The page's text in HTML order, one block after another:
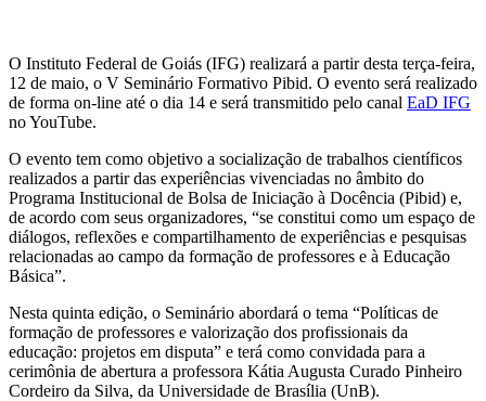
O Instituto Federal de Goiás (IFG) realizará a partir desta terça-feira,
12 de maio, o V Seminário Formativo Pibid. O evento será realizado
de forma on-line até o dia 14 e será transmitido pelo canal EaD IFG
no YouTube.
O evento tem como objetivo a socialização de trabalhos científicos
realizados a partir das experiências vivenciadas no âmbito do
Programa Institucional de Bolsa de Iniciação à Docência (Pibid) e,
de acordo com seus organizadores, “se constitui como um espaço de
diálogos, reflexões e compartilhamento de experiências e pesquisas
relacionadas ao campo da formação de professores e à Educação
Básica”.
Nesta quinta edição, o Seminário abordará o tema “Políticas de
formação de professores e valorização dos profissionais da
educação: projetos em disputa” e terá como convidada para a
cerimônia de abertura a professora Kátia Augusta Curado Pinheiro
Cordeiro da Silva, da Universidade de Brasília (UnB).